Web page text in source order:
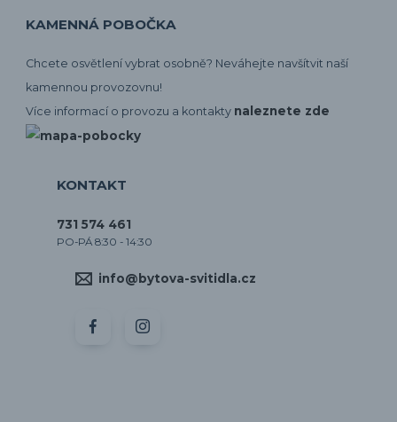
KAMENNÁ POBOČKA
Chcete osvětlení vybrat osobně? Neváhejte navšítvit naší
kamennou provozovnu!
Více informací o provozu a kontakty naleznete zde
KONTAKT
731 574 461
PO-PÁ 8:30 - 14:30
info@bytova-svitidla.cz